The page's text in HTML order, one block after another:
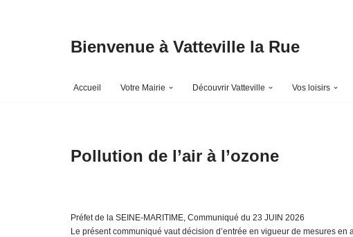
Bienvenue à Vatteville la Rue
Accueil Votre Mairie Découvrir Vatteville Vos loisirs
Pollution de l’air à l’ozone
Préfet de la SEINE-MARITIME, Communiqué du 23 JUIN 2026
Le présent communiqué vaut décision d’entrée en vigueur de mesures